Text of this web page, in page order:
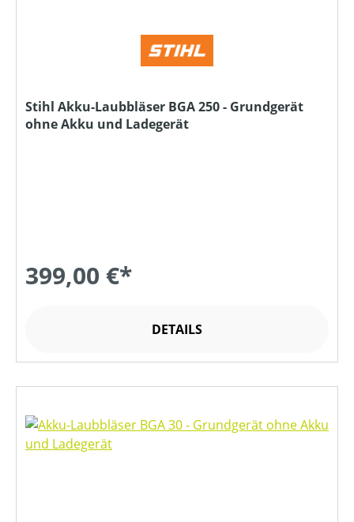
Stihl Akku-Laubbläser BGA 250 - Grundgerät
ohne Akku und Ladegerät
399,00 €*
DETAILS